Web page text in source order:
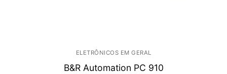
ELETRÔNICOS EM GERAL
B&R Automation PC 910